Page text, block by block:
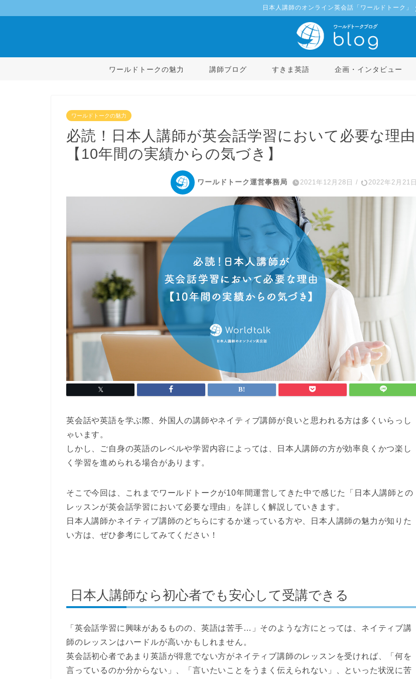
日本人講師のオンライン英会話「ワールドトーク」
ワールドトークの魅力 講師ブログ すきま英語 企画・インタビュー
ワールドトークの魅力
必読！日本人講師が英会話学習において必要な理由
【10年間の実績からの気づき】
ワールドトーク運営事務局 2021年12月28日 / 2022年2月21日
英会話や英語を学ぶ際、外国人の講師やネイティブ講師が良いと思われる方は多くいらっし
ゃいます。
しかし、ご自身の英語のレベルや学習内容によっては、
日本人講師の方が効率良くかつ楽し
く学習を進められる場合があります。
そこで今回は、これまでワールドトークが10年間運営してきた中で感じた
「日本人講師との
レッスンが英会話学習において必要な理由」
を詳しく解説していきます。
日本人講師かネイティブ講師のどちらにするか迷っている方や、日本人講師の魅力が知りた
い方は、ぜひ参考にしてみてください！
日本人講師なら初心者でも安心して受講できる
「英会話学習に興味があるものの、英語は苦手…」そのような方にとっては、ネイティブ講
師のレッスンはハードルが高いかもしれません。
英会話初心者であまり英語が得意でない方がネイティブ講師のレッスンを受ければ、「何を
言っているのか分からない」、「言いたいことをうまく伝えられない」、といった状況に苦